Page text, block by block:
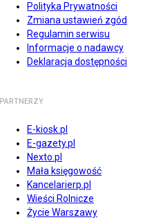
Polityka Prywatności
Zmiana ustawień zgód
Regulamin serwisu
Informacje o nadawcy
Deklaracja dostępności
PARTNERZY
E-kiosk.pl
E-gazety.pl
Nexto.pl
Mała księgowość
Kancelarierp.pl
Wieści Rolnicze
Życie Warszawy